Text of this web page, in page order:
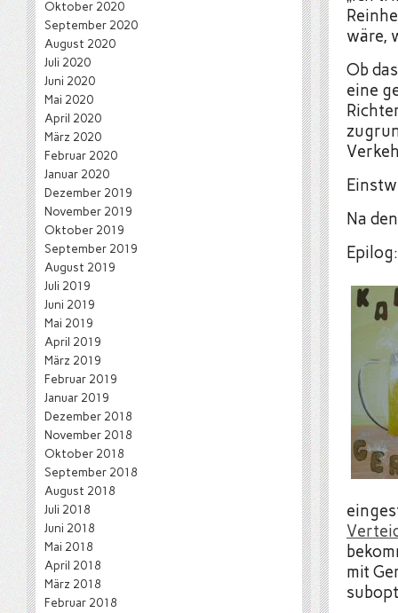
wäre,
Ob
eine
Na
Epilog:
mit
Oktober 2020
September 2020
August 2020
Juli 2020
Juni 2020
Mai 2020
April 2020
März 2020
Februar 2020
Januar 2020
Dezember 2019
November 2019
Oktober 2019
September 2019
August 2019
Juli 2019
Juni 2019
Mai 2019
April 2019
März 2019
Februar 2019
Januar 2019
Dezember 2018
November 2018
Oktober 2018
September 2018
August 2018
Juli 2018
Juni 2018
Mai 2018
April 2018
März 2018
Februar 2018